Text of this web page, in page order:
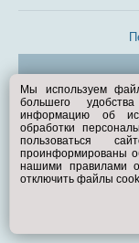
Мы используем
большего
информацию об
обработки
пользоваться
проинформированы
нашими правилами
отключить файлы